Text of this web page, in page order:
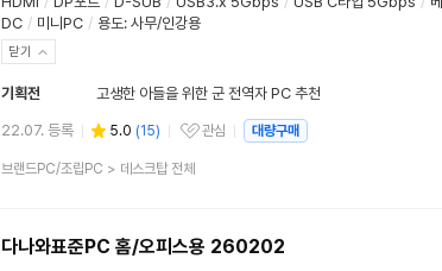
DC / 미니PC / 용도: 사무/인강용
닫기
기획전 고생한 아들을 위한 군 전역자 PC 추천
22.07. 등록 5.0 (15)
관심상품
관심 대량구매
상
브랜드PC/조립PC > 데스크탑 전체
다나와표준PC 홈/오피스용 260202